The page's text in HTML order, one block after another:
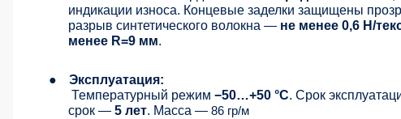
индикации износа. Концевые заделки защищены
разрыв синтетического волокна — не менее 0,6 Н/
менее R=9 мм.
●
Эксплуатация:
Температурный режим −50…+50 °C. Срок
срок — 5 лет. Масса — 86 гр/м